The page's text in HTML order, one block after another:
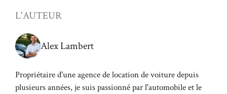
L'AUTEUR
Alex Lambert
Propriétaire d'une agence de location de voiture depuis
plusieurs années, je suis passionné par l'automobile et le